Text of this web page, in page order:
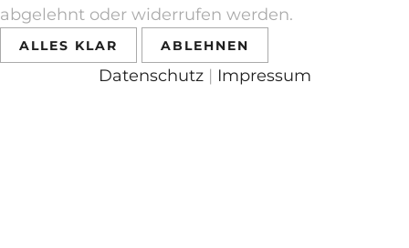
abgelehnt oder widerrufen werden.
ALLES KLAR ABLEHNEN
Datenschutz| Impressum